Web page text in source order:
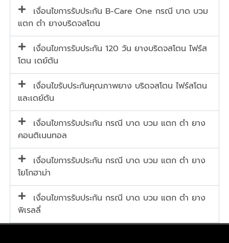
เงื่อนไขการรับประกัน B-Care One กรณี บาด บวม
แตก ตำ ยางบริดจสโตน
เงื่อนไขการรับประกัน 120 วัน ยางบริดจสโตน ไฟร์ส
โตน เดย์ตัน
เงื่อนไขรับประกันคุณภาพยาง บริดจสโตน ไฟร์สโตน
และเดย์ตัน
เงื่อนไขการรับประกัน กรณี บาด บวม แตก ตำ ยาง
คอนติเนนทอล
เงื่อนไขการรับประกัน กรณี บาด บวม แตก ตำ ยาง
โยโกฮาม่า
เงื่อนไขการรับประกัน กรณี บาด บวม แตก ตำ ยาง
พิเรลลี่